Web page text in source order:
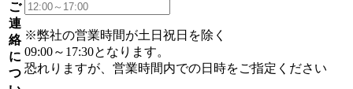
ご
連
絡
に
つ
※弊社の営業時間が土日祝日を除く
09:00～17:30となります。
恐れりますが、営業時間内での日時をご指定ください